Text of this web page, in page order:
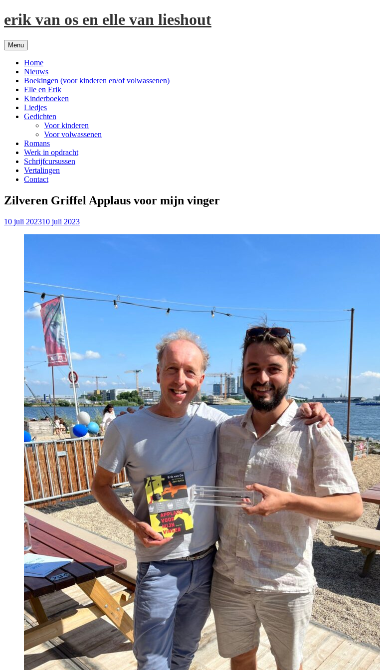
Spring
naar
erik van os en elle van lieshout
Menu
Home
Nieuws
Boekingen (voor kinderen en/of volwassenen)
Elle en Erik
Kinderboeken
Liedjes
Gedichten
Voor kinderen
Voor volwassenen
Romans
Werk in opdracht
Schrijfcursussen
Vertalingen
Contact
Zilveren Griffel Applaus voor mijn vinger
10 juli 202310 juli 2023